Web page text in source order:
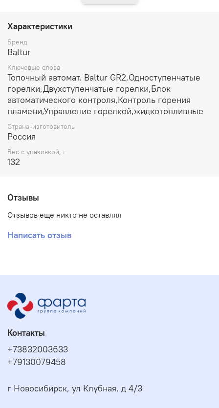
Характеристики
Бренд
Baltur
Ключевые слова
Топочный автомат, Baltur GR2,Одноступенчатые
горелки,Двухступенчатые горелки,Блок
автоматического контроля,Контроль горения
пламени,Управление горелкой,жидкотопливные
Страна-изготовитель
Россия
Вес с упаковкой, г
132
Отзывы
Отзывов еще никто не оставлял
Написать отзыв
Контакты
+73832003633
+79130079458
г Новосибирск, ул Клубная, д 4/3